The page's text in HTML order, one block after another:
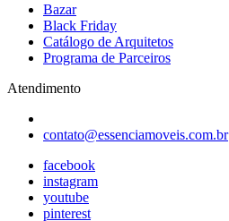
Bazar
Black Friday
Catálogo de Arquitetos
Programa de Parceiros
Atendimento
contato@essenciamoveis.com.br
facebook
instagram
youtube
pinterest